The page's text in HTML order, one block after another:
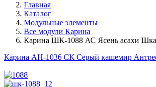
Главная
Каталог
Модульные элементы
Все модули Карина
Карина ШК-1088 АС Ясень асахи
Карина АН-1036 СК Серый кашемир